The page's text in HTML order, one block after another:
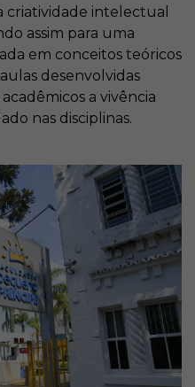
criatividade intelectual
assim para uma
em conceitos teóricos
desenvolvidas
a vivência
nas disciplinas.